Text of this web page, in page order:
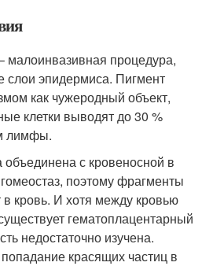
процедура,
слои эпидермиса. Пигмент
как чужеродный объект,
клетки выводят до 30 %
лимфы.
с кровеносной в
поэтому фрагменты
кровь. И хотя между кровью
гематоплацентарный
недостаточно изучена.
красящих частиц в